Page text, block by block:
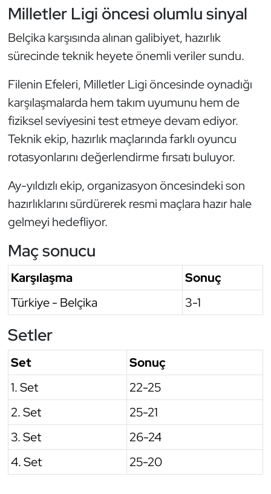
Milletler Ligi öncesi olumlu sinyal
Belçika karşısında alınan galibiyet, hazırlık
sürecinde teknik heyete önemli veriler sundu.
Filenin Efeleri, Milletler Ligi öncesinde oynadığı
karşılaşmalarda hem takım uyumunu hem de
fiziksel seviyesini test etmeye devam ediyor.
Teknik ekip, hazırlık maçlarında farklı oyuncu
rotasyonlarını değerlendirme fırsatı buluyor.
Ay-yıldızlı ekip, organizasyon öncesindeki son
hazırlıklarını sürdürerek resmi maçlara hazır hale
gelmeyi hedefliyor.
Maç sonucu
Karşılaşma
Sonuç
Türkiye - Belçika
3-1
Setler
Set
Sonuç
1. Set
22-25
2. Set
25-21
3. Set
26-24
4. Set
25-20
Kürek
Masa Tenisi
Modern Pentatlon
Motor Sporları
Muay Thai
Okçuluk
Optimist
Özel Sporcular
Paralimpik
Ragbi
Su Topu
Sualtı Sporları
Tekvando